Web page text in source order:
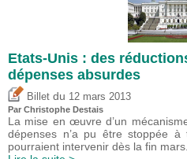
Etats-Unis : des
dépenses absurdes
Billet du 12 mars 2013
Par Christophe Destais
La mise en œuvre d’un
dépenses n’a pu être stoppée à
pourraient intervenir dès la fin mars.